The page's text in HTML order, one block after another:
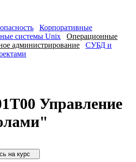
Корпоративные
системы Unix
Операционные
администрирование
СУБД и
Управление